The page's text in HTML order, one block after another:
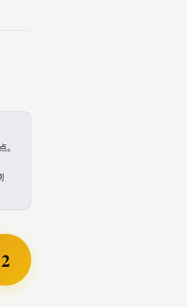
。
2